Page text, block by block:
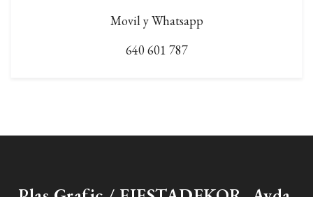
Movil y Whatsapp
640 601 787